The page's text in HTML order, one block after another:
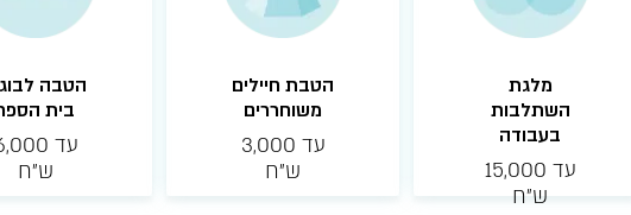
מלגת
השתלבות
בעבודה
עד 15,000
ש״ח
הטבת חיילים
משוחררים
עד 3,000
ש״ח
הטבה
בית
עד
ש״ח